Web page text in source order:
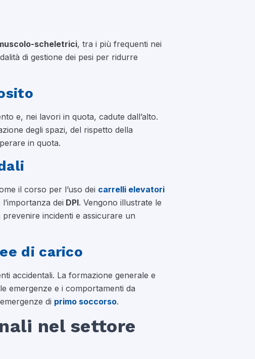
scheletrici, tra i più frequenti nei
di gestione dei pesi per ridurre
e, nei lavori in quota, cadute dall’alto.
degli spazi, del rispetto della
in quota.
il corso per l’uso dei carrelli elevatori
dei DPI. Vengono illustrate le
incidenti e assicurare un
di carico
accidentali. La formazione generale e
emergenze e i comportamenti da
di primo soccorso.
nel settore